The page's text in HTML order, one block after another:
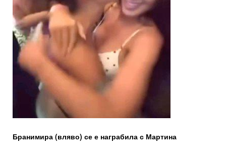
Бранимира (вляво) се е награбила с Мартина